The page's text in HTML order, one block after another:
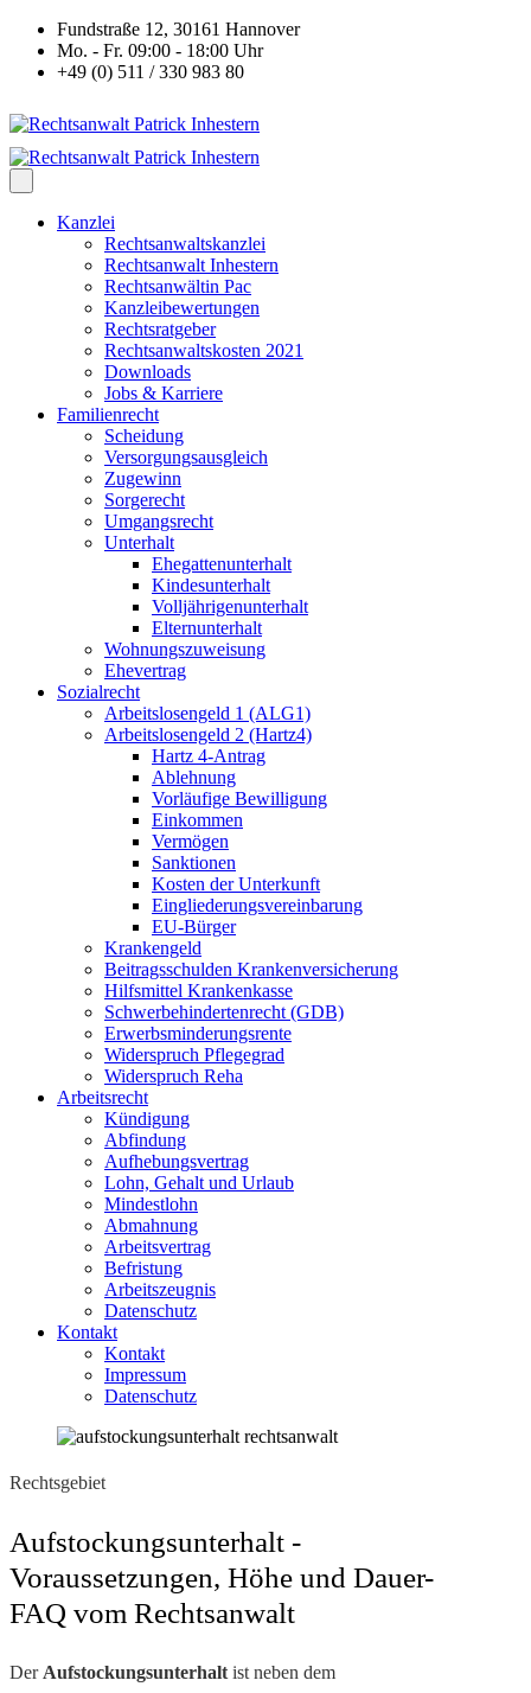
Fundstraße 12, 30161 Hannover
Mo. - Fr. 09:00 - 18:00 Uhr
+49 (0) 511 / 330 983 80
Kanzlei
Rechtsanwaltskanzlei
Rechtsanwalt Inhestern
Rechtsanwältin Pac
Kanzleibewertungen
Rechtsratgeber
Rechtsanwaltskosten 2021
Downloads
Jobs & Karriere
Familienrecht
Scheidung
Versorgungsausgleich
Zugewinn
Sorgerecht
Umgangsrecht
Unterhalt
Ehegattenunterhalt
Kindesunterhalt
Volljährigenunterhalt
Elternunterhalt
Wohnungszuweisung
Ehevertrag
Sozialrecht
Arbeitslosengeld 1 (ALG1)
Arbeitslosengeld 2 (Hartz4)
Hartz 4-Antrag
Ablehnung
Vorläufige Bewilligung
Einkommen
Vermögen
Sanktionen
Kosten der Unterkunft
Eingliederungsvereinbarung
EU-Bürger
Krankengeld
Beitragsschulden Krankenversicherung
Hilfsmittel Krankenkasse
Schwerbehindertenrecht (GDB)
Erwerbsminderungsrente
Widerspruch Pflegegrad
Widerspruch Reha
Arbeitsrecht
Kündigung
Abfindung
Aufhebungsvertrag
Lohn, Gehalt und Urlaub
Mindestlohn
Abmahnung
Arbeitsvertrag
Befristung
Arbeitszeugnis
Datenschutz
Kontakt
Kontakt
Impressum
Datenschutz
Rechtsgebiet
Aufstockungsunterhalt -
Voraussetzungen, Höhe und Dauer-
FAQ vom Rechtsanwalt
Der Aufstockungsunterhalt ist neben dem